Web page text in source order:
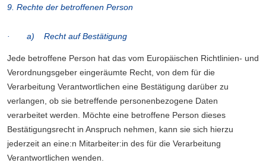
9. Rechte der betroffenen Person
· a) Recht auf Bestätigung
Jede betroffene Person hat das vom Europäischen Richtlinien- und
Verordnungsgeber eingeräumte Recht, von dem für die
Verarbeitung Verantwortlichen eine Bestätigung darüber zu
verlangen, ob sie betreffende personenbezogene Daten
verarbeitet werden. Möchte eine betroffene Person dieses
Bestätigungsrecht in Anspruch nehmen, kann sie sich hierzu
jederzeit an eine:n Mitarbeiter:in des für die Verarbeitung
Verantwortlichen wenden.